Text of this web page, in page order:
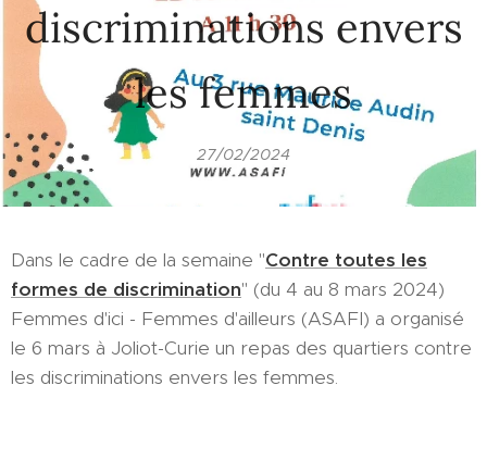
discriminations envers
les femmes
27/02/2024
Dans le cadre de la semaine "Contre toutes les
formes de discrimination" (du 4 au 8 mars 2024)
Femmes d'ici - Femmes d'ailleurs (ASAFI) a organisé
le 6 mars à Joliot-Curie un repas des quartiers contre
les discriminations envers les femmes.